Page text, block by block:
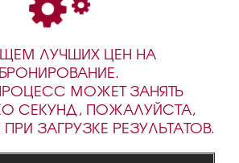
ЛУЧШИХ ЦЕН НА
БРОНИРОВАНИЕ.
МОЖЕТ ЗАНЯТЬ
СЕКУНД, ПОЖАЛУЙСТА,
ЗАГРУЗКЕ РЕЗУЛЬТАТОВ.